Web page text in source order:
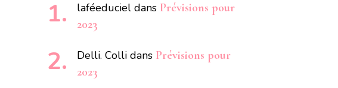
laféeduciel dans Prévisions pour
2023
Delli. Colli dans Prévisions pour
2023